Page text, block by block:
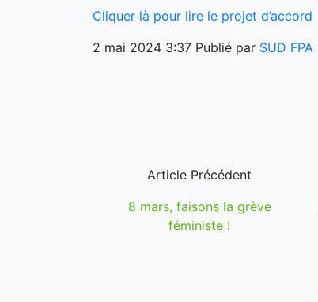
Cliquer là pour lire le projet d’accord
2 mai 2024 3:37 Publié par SUD FPA
Article Précédent
8 mars, faisons la grève
féministe !